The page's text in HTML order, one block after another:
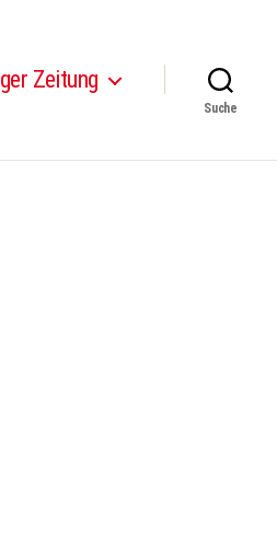
Zeitung
Suche